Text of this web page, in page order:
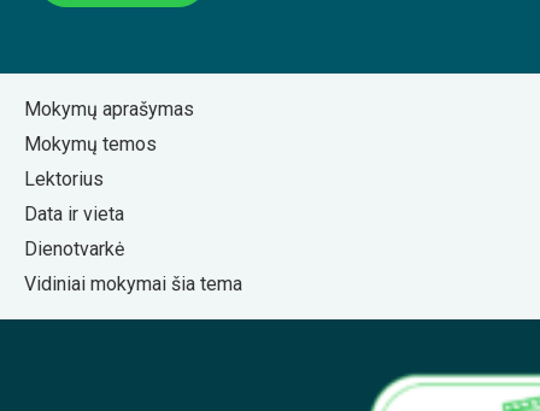
Mokymų aprašymas
Mokymų temos
Lektorius
Data ir vieta
Dienotvarkė
Vidiniai mokymai šia tema